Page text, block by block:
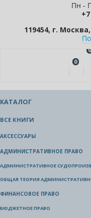
Пн -
119454, г.
0
0
КАТАЛОГ
ВСЕ КНИГИ
АКСЕССУАРЫ
АДМИНИСТРАТИВНОЕ ПРАВО
АДМИНИСТРАТИВНОЕ
ОБЩАЯ ТЕОРИЯ
ФИНАНСОВОЕ ПРАВО
БЮДЖЕТНОЕ ПРАВО